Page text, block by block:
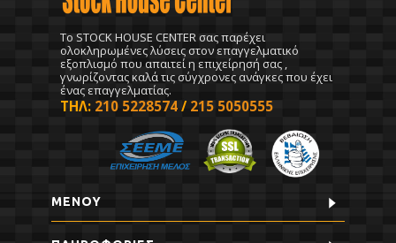
To STOCK HOUSE CENTER σας παρέχει
ολοκληρωμένες λύσεις στον επαγγελματικό
εξοπλισμό που απαιτεί η επιχείρησή σας ,
γνωρίζοντας καλά τις σύγχρονες ανάγκες που έχει
ένας επαγγελματίας.
ΤΗΛ: 210 5228574 / 215 5050555
ΜΕΝΟΥ